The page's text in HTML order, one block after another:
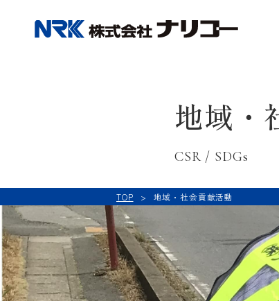
地域・
CSR / SDGs
TOP 地域・社会貢献活動